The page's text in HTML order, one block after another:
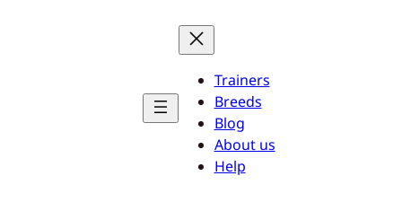
Trainers
Breeds
Blog
About us
Help